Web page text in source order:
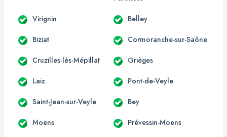
Virignin Belley
Biziat Cormoranche-sur-Saône
Cruzilles-lès-Mépillat Grièges
Laiz Pont-de-Veyle
Saint-Jean-sur-Veyle Bey
Moëns Prévessin-Moens